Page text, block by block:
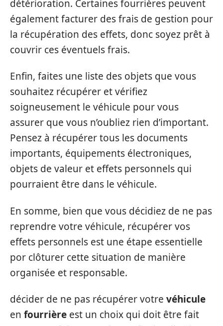
détérioration. Certaines fourrières peuvent
également facturer des frais de gestion pour
la récupération des effets, donc soyez prêt à
couvrir ces éventuels frais.
Enfin, faites une liste des objets que vous
souhaitez récupérer et vérifiez
soigneusement le véhicule pour vous
assurer que vous n’oubliez rien d’important.
Pensez à récupérer tous les documents
importants, équipements électroniques,
objets de valeur et effets personnels qui
pourraient être dans le véhicule.
En somme, bien que vous décidiez de ne pas
reprendre votre véhicule, récupérer vos
effets personnels est une étape essentielle
por clôturer cette situation de manière
organisée et responsable.
décider de ne pas récupérer votre véhicule
en fourrière est un choix qui doit être fait